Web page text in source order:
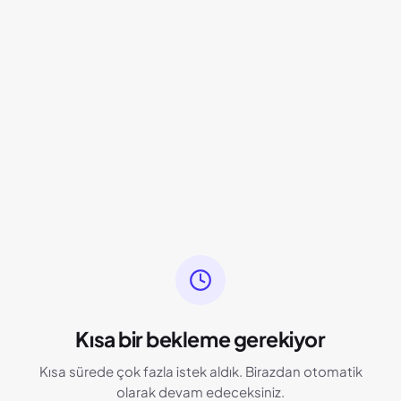
Kısa bir bekleme gerekiyor
Kısa sürede çok fazla istek aldık. Birazdan otomatik
olarak devam edeceksiniz.